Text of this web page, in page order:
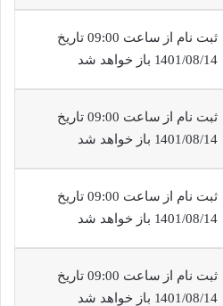
ثبت نام از ساعت 09:00 تاریخ
1401/08/14 باز خواهد شد
ثبت نام از ساعت 09:00 تاریخ
1401/08/14 باز خواهد شد
ثبت نام از ساعت 09:00 تاریخ
1401/08/14 باز خواهد شد
ثبت نام از ساعت 09:00 تاریخ
1401/08/14 باز خواهد شد